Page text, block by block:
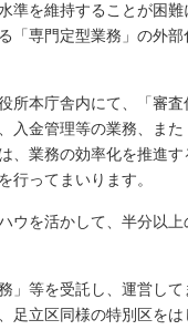
を維持することが困難
「専門定型業務」の外
所本庁舎内にて、「審
金管理等の業務、ま
、業務の効率化を推進
行ってまいります。
を活かして、半分以
等を受託し、運営し
足立区同様の特別区を